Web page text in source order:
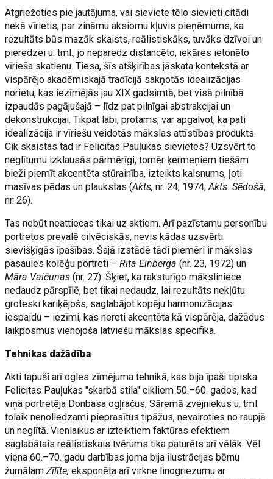
Atgriežoties pie jautājuma, vai sieviete tēlo sievieti citādi
nekā vīrietis, par zināmu aksiomu kļuvis pieņēmums, ka
rezultāts būs mazāk skaists, reālistiskāks, tuvāks dzīvei un
pieredzei u. tml., jo neparedz distancēto, iekāres ietonēto
vīrieša skatienu. Tiesa, šīs atšķirības jāskata kontekstā ar
vispārējo akadēmiskajā tradīcijā sakņotās idealizācijas
norietu, kas iezīmējās jau XIX gadsimtā, bet visā pilnībā
izpaudās pagājušajā – līdz pat pilnīgai abstrakcijai un
dekonstrukcijai. Tikpat labi, protams, var apgalvot, ka pati
idealizācija ir vīriešu veidotās mākslas attīstības produkts.
Cik skaistas tad ir Felicitas Pauļukas sievietes? Uzsvērt to
neglītumu izklausās pārmērīgi, tomēr ķermeņiem tiešām
bieži piemīt akcentēta stūrainība, izteikts kalsnums, ļoti
masīvas pēdas un plaukstas (Akts,nr. 24, 1974;Akts. Sēdošā,
nr. 26).
Tas nebūt neattiecas tikai uz aktiem. Arī pazīstamu personību
portretos prevalē cilvēciskās, nevis kādas uzsvērti
sievišķīgās īpašības. Šajā izstādē tādi piemēri ir mākslas
pasaules kolēģu portreti –Rita Einberga(nr. 23, 1972) un
Māra Vaičunas (nr. 27). Šķiet, ka raksturīgo māksliniece
nedaudz pārspīlē, bet tikai nedaudz, lai rezultāts nekļūtu
groteski kariķējošs, saglabājot kopēju harmonizācijas
iespaidu – iezīmi, kas nereti akcentēta kā vispārēja, dažādus
laikposmus vienojoša latviešu mākslas specifika.
Tehnikas dažādība
Akti tapuši arī ogles zīmējuma tehnikā, kas bija īpaši tipiska
Felicitas Pauļukas "skarbā stila" cikliem 50.–60. gados, kad
viņa portretēja Donbasa ogļračus, Sāremā zvejniekus u. tml.
tolaik nenoliedzami pieprasītus tipāžus, nevairoties no raupjā
un neglītā. Vienlaikus ar izteiktiem faktūras efektiem
saglabātais reālistiskais tvērums tika paturēts arī vēlāk. Vēl
viena 60.–70. gadu darbības joma bija ilustrācijas bērnu
žurnālamZīlīte; eksponēta arī virkne linogriezumu ar